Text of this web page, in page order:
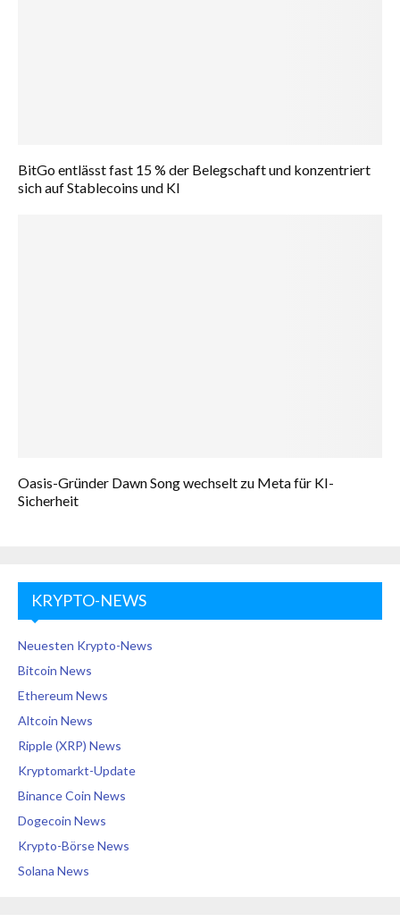
BitGo entlässt fast 15 % der Belegschaft und konzentriert
sich auf Stablecoins und KI
Oasis-Gründer Dawn Song wechselt zu Meta für KI-
Sicherheit
KRYPTO-NEWS
Neuesten Krypto-News
Bitcoin News
Ethereum News
Altcoin News
Ripple (XRP) News
Kryptomarkt-Update
Binance Coin News
Dogecoin News
Krypto-Börse News
Solana News